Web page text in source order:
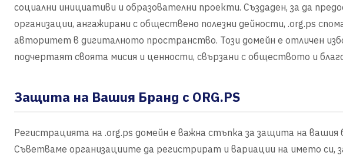
социални инициативи и образователни проекти. Създаден, за да
организации, ангажирани с обществено полезни дейности, .org.ps
авторитет в дигиталното пространство. Този домейн е отличен
подчертаят своята мисия и ценности, свързани с обществото и
Защита на Вашия Бранд с ORG.PS
Регистрацията на .org.ps домейн е важна стъпка за защита на
Съветваме организациите да регистрират и вариации на името си,